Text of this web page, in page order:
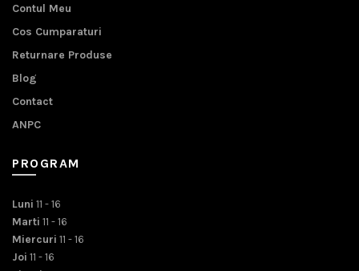
Contul Meu
Cos Cumparaturi
Returnare Produse
Blog
Contact
ANPC
PROGRAM
Luni 11 - 16
Marti 11 - 16
Miercuri 11 - 16
Joi 11 - 16